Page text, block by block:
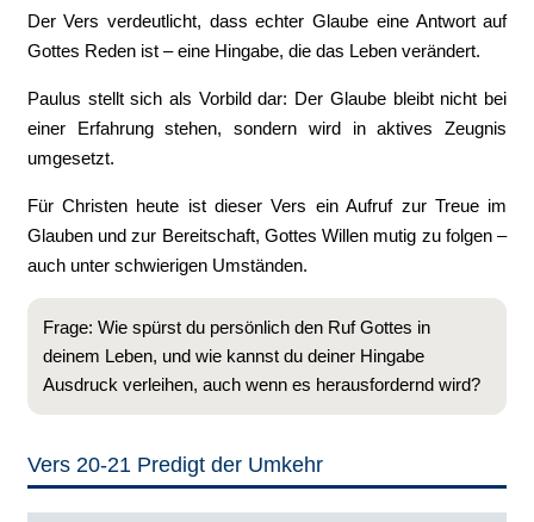
Der Vers verdeutlicht, dass echter Glaube eine Antwort auf
Gottes Reden ist – eine Hingabe, die das Leben verändert.
Paulus stellt sich als Vorbild dar: Der Glaube bleibt nicht bei
einer Erfahrung stehen, sondern wird in aktives Zeugnis
umgesetzt.
Für Christen heute ist dieser Vers ein Aufruf zur Treue im
Glauben und zur Bereitschaft, Gottes Willen mutig zu folgen –
auch unter schwierigen Umständen.
Frage: Wie spürst du persönlich den Ruf Gottes in
deinem Leben, und wie kannst du deiner Hingabe
Ausdruck verleihen, auch wenn es herausfordernd wird?
Vers 20-21 Predigt der Umkehr